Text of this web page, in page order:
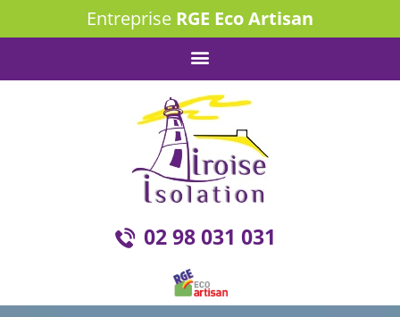
Entreprise RGE Eco Artisan
02 98 031 031